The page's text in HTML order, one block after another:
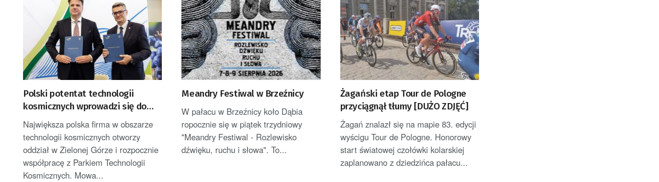
Polski potentat technologii
kosmicznych wprowadzi się do
Zielonej Góry
Największa polska firma w obszarze
technologii kosmicznych otworzy
oddział w Zielonej Górze i rozpocznie
współpracę z Parkiem Technologii
Kosmicznych. Mowa...
Meandry Festiwal w Brzeźnicy
W pałacu w Brzeźnicy koło Dąbia
ropocznie się w piątek trzydniowy
"Meandry Festiwal - Rozlewisko
dźwięku, ruchu i słowa". To...
Żagański etap Tour de Pologne
przyciągnął tłumy [DUŻO ZDJĘĆ]
Żagań znalazł się na mapie 83. edycji
wyścigu Tour de Pologne. Honorowy
start światowej czołówki kolarskiej
zaplanowano z dziedzińca pałacu...